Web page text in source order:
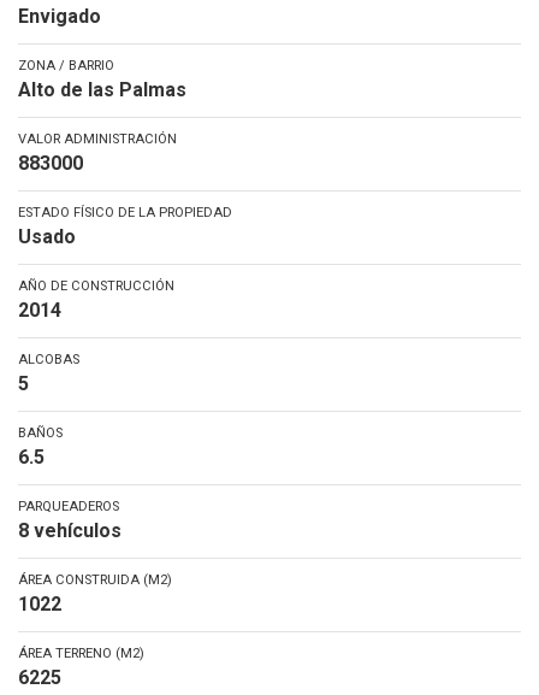
Envigado
ZONA / BARRIO
Alto de las Palmas
VALOR ADMINISTRACIÓN
883000
ESTADO FÍSICO DE LA PROPIEDAD
Usado
AÑO DE CONSTRUCCIÓN
2014
ALCOBAS
5
BAÑOS
6.5
PARQUEADEROS
8 vehículos
ÁREA CONSTRUIDA (M2)
1022
ÁREA TERRENO (M2)
6225